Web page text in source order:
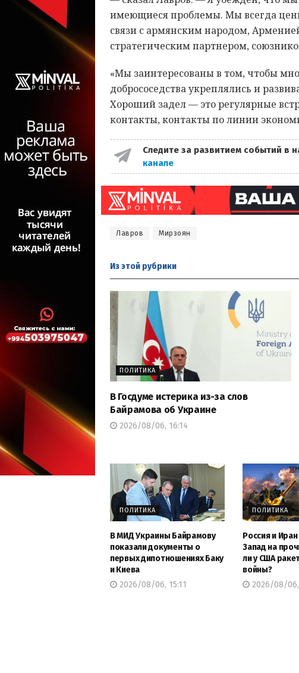
имеющиеся проблемы. Мы всегда
связи с армянским народом,
стратегическим партнером,
«Мы заинтересованы в том, чтобы
добрососедства укреплялись и
Хороший задел — это регулярные
контакты, контакты по линии
Следите за развитием событий в
канале
Лавров Мирзоян
Из этой рубрики
ПОЛИТИКА
В Госдуме истерика из-за слов
Байрамова об Украине
2026/08/06, 16:14
ПОЛИТИКА
В МИД Украины Байрамову
показали документы о
первых дипотношениях Баку
и Киева
2026/08/06, 15:11
ПОЛИТИКА
Россия и
Запад на
ли у США
войны?
2026/08/06,